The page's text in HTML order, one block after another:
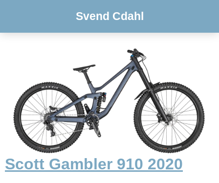
Svend Cdahl
Scott Gambler 910 2020